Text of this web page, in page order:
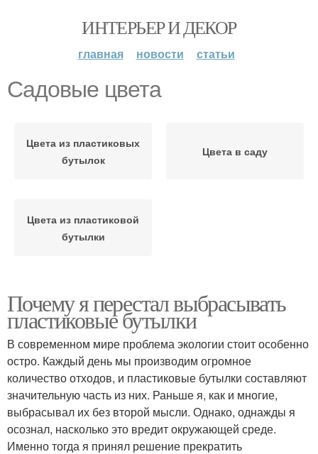
ИНТЕРЬЕР И ДЕКОР
главная новости статьи
Садовые цвета
Цвета из пластиковых
бутылок
Цвета в саду
Цвета из пластиковой
бутылки
Почему я перестал выбрасывать
пластиковые бутылки
В современном мире проблема экологии стоит особенно
остро. Каждый день мы производим огромное
количество отходов, и пластиковые бутылки составляют
значительную часть из них. Раньше я, как и многие,
выбрасывал их без второй мысли. Однако, однажды я
осознал, насколько это вредит окружающей среде.
Именно тогда я принял решение прекратить